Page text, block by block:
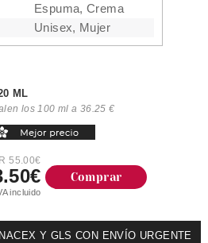
Espuma, Crema
Unisex, Mujer
ML
los 100 ml a 36.25 €
55.00€
incluido
Comprar
Y GLS CON ENVÍO URGENTE